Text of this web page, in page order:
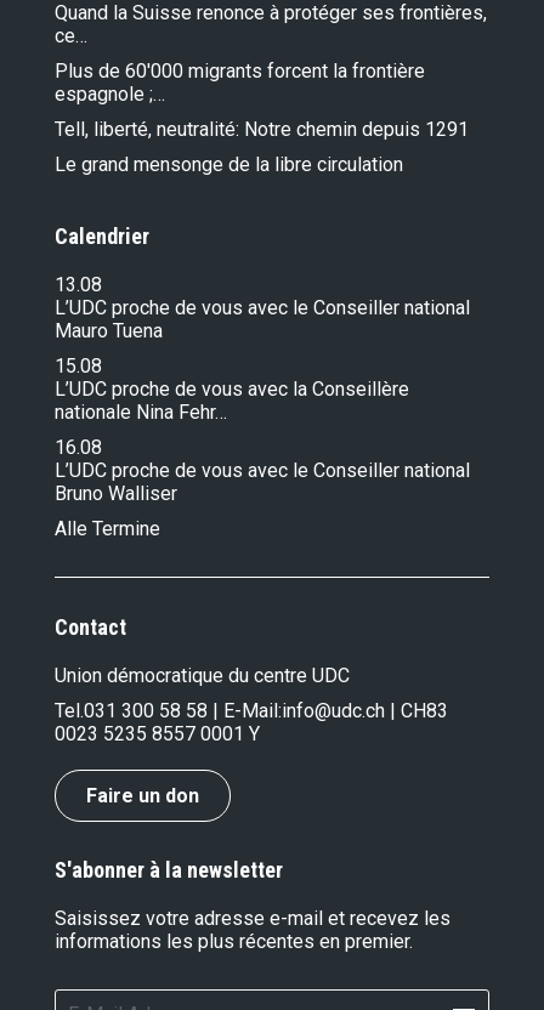
Quand la Suisse renonce à protéger ses frontières,
ce…
Plus de 60'000 migrants forcent la frontière
espagnole ;…
Tell, liberté, neutralité: Notre chemin depuis 1291
Le grand mensonge de la libre circulation
Calendrier
13.08
L’UDC proche de vous avec le Conseiller national
Mauro Tuena
15.08
L’UDC proche de vous avec la Conseillère
nationale Nina Fehr…
16.08
L’UDC proche de vous avec le Conseiller national
Bruno Walliser
Alle Termine
Contact
Union démocratique du centre UDC
Tel.031 300 58 58 | E-Mail:info@udc.ch | CH83
0023 5235 8557 0001 Y
Faire un don
S'abonner à la newsletter
Saisissez votre adresse e-mail et recevez les
informations les plus récentes en premier.